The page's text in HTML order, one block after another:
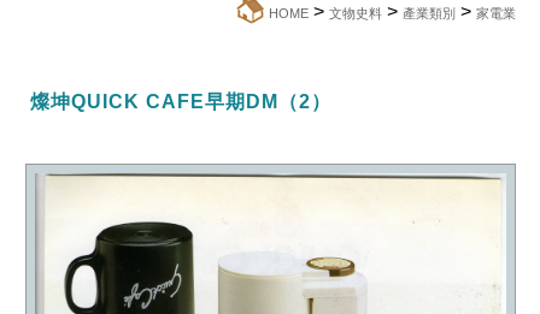
HOME > 文物史料 > 產業類別 > 家電業
燦坤QUICK CAFE早期DM（2）